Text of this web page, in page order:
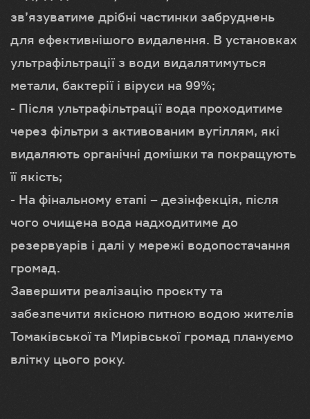
зв’язуватиме дрібні частинки забруднень
для ефективнішого видалення. В установках
ультрафільтрації з води видалятимуться
метали, бактерії і віруси на 99%;
- Після ультрафільтрації вода проходитиме
через фільтри з активованим вугіллям, які
видаляють органічні домішки та покращують
її якість;
- На фінальному етапі – дезінфекція, після
чого очищена вода надходитиме до
резервуарів і далі у мережі водопостачання
громад.
Завершити реалізацію проєкту та
забезпечити якісною питною водою жителів
Томаківської та Мирівської громад плануємо
влітку цього року.